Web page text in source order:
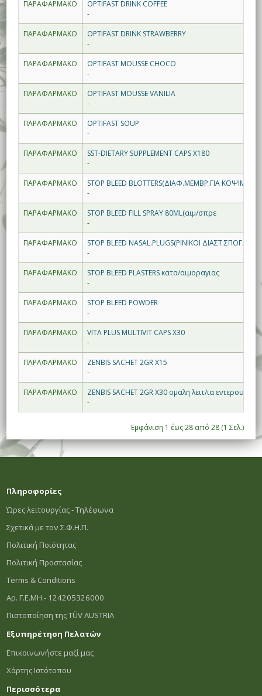
ΠΑΡΑΦΑΡΜΑΚΟ
OPTIFAST DRINK COFFEE
-
ΠΑΡΑΦΑΡΜΑΚΟ
OPTIFAST DRINK STRAWBERRY
-
ΠΑΡΑΦΑΡΜΑΚΟ
OPTIFAST MOUSSE CHOCO
-
ΠΑΡΑΦΑΡΜΑΚΟ
OPTIFAST MOUSSE VANILIA
-
ΠΑΡΑΦΑΡΜΑΚΟ
OPTIFAST SOUP
-
ΠΑΡΑΦΑΡΜΑΚΟ
SST-DIETARY SUPPLEMENT CAPS X180
-
ΠΑΡΑΦΑΡΜΑΚΟ
STOP BLEED BLOTTERS(ΔΙΑΦ.ΜΕΜΒΡ.ΓΙΑ ΚΟΨΙΜΑΤΑ)
-
ΠΑΡΑΦΑΡΜΑΚΟ
STOP BLEED FILL SPRAY 80ML(αιμ/σπρε
-
ΠΑΡΑΦΑΡΜΑΚΟ
STOP BLEED NASAL.PLUGS(ΡΙΝΙΚΟΙ ΔΙΑΣΤ.ΣΠΟΓ.)
-
ΠΑΡΑΦΑΡΜΑΚΟ
STOP BLEED PLASTERS κατα/αιμοραγιας
-
ΠΑΡΑΦΑΡΜΑΚΟ
STOP BLEED POWDER
-
ΠΑΡΑΦΑΡΜΑΚΟ
VITA PLUS MULTIVIT CAPS X30
-
ΠΑΡΑΦΑΡΜΑΚΟ
ZENBIS SACHET 2GR X15
-
ΠΑΡΑΦΑΡΜΑΚΟ
ZENBIS SACHET 2GR X30 ομαλη λειτ/ια εντερου
-
Εμφάνιση 1 έως 28 από 28 (1 Σελ.)
Πληροφορίες
Ώρες λειτουργίας - Τηλέφωνα
Σχετικά με τον Σ.Φ.Η.Π.
Πολιτική Ποιότητας
Πολιτική Προστασίας
Terms & Conditions
Αρ. Γ.Ε.ΜΗ.- 124205326000
Πιστοποίηση της TÜV AUSTRIA
Εξυπηρέτηση Πελατών
Επικοινωνήστε μαζί μας
Χάρτης Ιστότοπου
Περισσότερα